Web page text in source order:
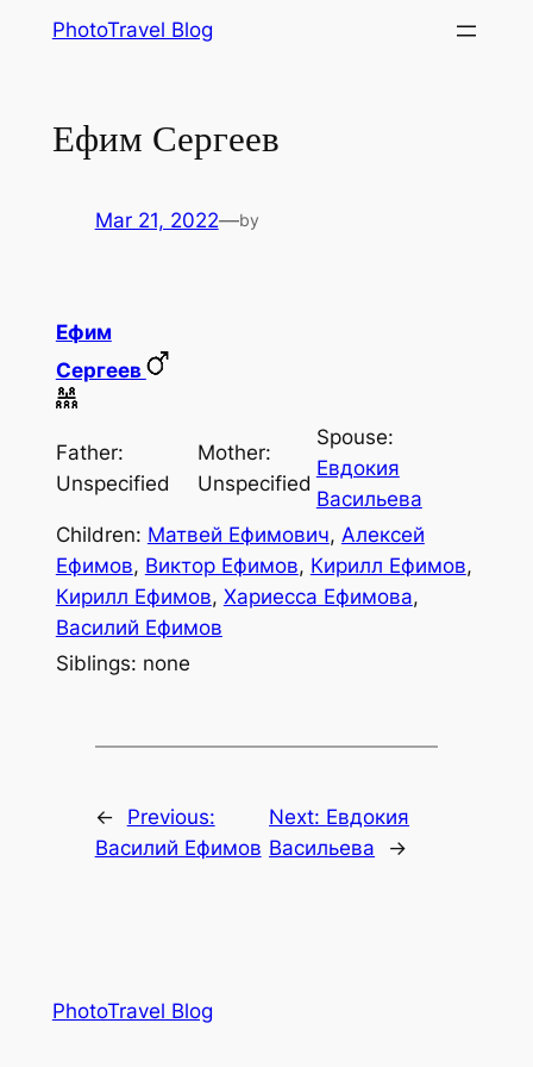
PhotoTravel Blog
Ефим Сергеев
Mar 21, 2022—by
Ефим
Сергеев
Father:
Unspecified
Mother:
Unspecified
Spouse:
Евдокия
Васильева
Children: Матвей Ефимович, Алексей
Ефимов, Виктор Ефимов, Кирилл Ефимов,
Кирилл Ефимов, Хариесса Ефимова,
Василий Ефимов
Siblings: none
←
Previous:
Василий Ефимов
Next: Евдокия
Васильева
→
PhotoTravel Blog